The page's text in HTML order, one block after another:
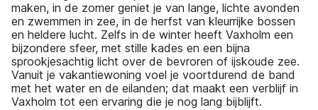
maken, in de zomer geniet je van lange, lichte avonden
en zwemmen in zee, in de herfst van kleurrijke bossen
en heldere lucht. Zelfs in de winter heeft Vaxholm een
bijzondere sfeer, met stille kades en een bijna
sprookjesachtig licht over de bevroren of ijskoude zee.
Vanuit je vakantiewoning voel je voortdurend de band
met het water en de eilanden; dat maakt een verblijf in
Vaxholm tot een ervaring die je nog lang bijblijft.